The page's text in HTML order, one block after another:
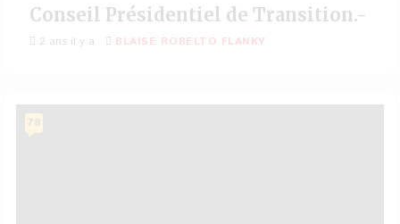
Conseil Présidentiel de Transition.-
2 ans il y a BLAISE ROBELTO FLANKY
78